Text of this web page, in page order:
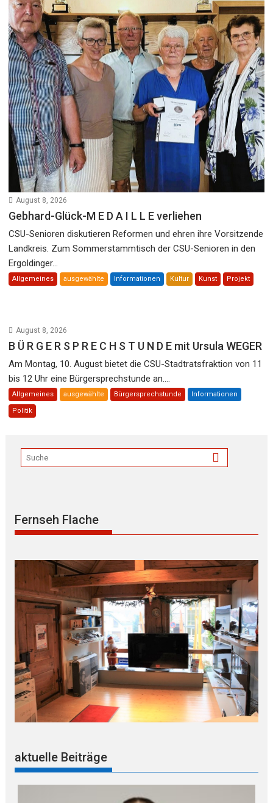
August 8, 2026
Gebhard-Glück-M E D A I L L E verliehen
CSU-Senioren diskutieren Reformen und ehren ihre Vorsitzende
Landkreis. Zum Sommerstammtisch der CSU-Senioren in den
Ergoldinger...
Allgemeines ausgewählte Informationen Kultur Kunst Projekt
August 8, 2026
B Ü R G E R S P R E C H S T U N D E mit Ursula WEGER
Am Montag, 10. August bietet die CSU-Stadtratsfraktion von 11
bis 12 Uhr eine Bürgersprechstunde an....
Allgemeines ausgewählte Bürgersprechstunde Informationen
Politik
Fernseh Flache
aktuelle Beiträge